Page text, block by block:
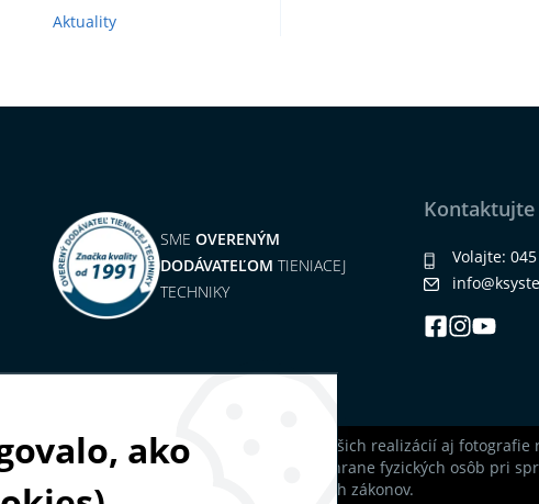
Aktuality
SME OVERENÝM
DODÁVATEĽOM TIENIACEJ
TECHNIKY
Kontaktujte
Volajte:
Na našich stránkach nájdete okrem našich realizácií aj
parlamentu a Rady (EÚ) 2016/679 o ochrane fyzických osôb pri
údajov a o zmene a doplnení niektorých zákonov.
ako